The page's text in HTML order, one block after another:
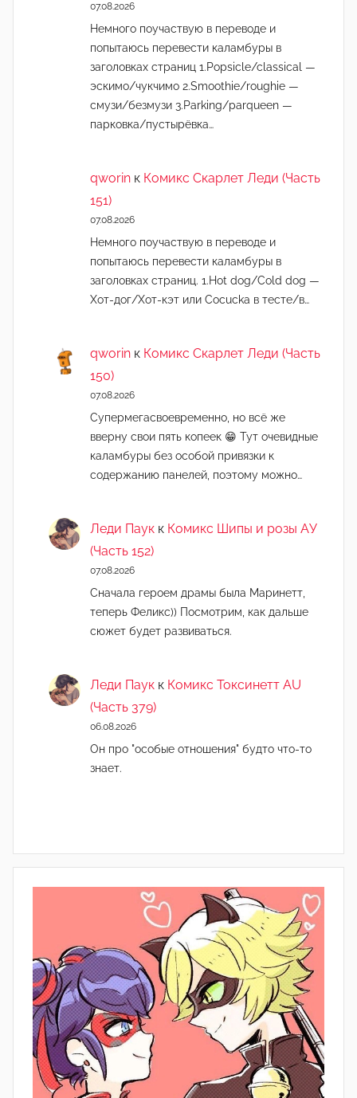
07.08.2026
Немного поучаствую в переводе и
попытаюсь перевести каламбуры в
заголовках страниц 1.Popsicle/classical —
эскимо/чукчимо 2.Smoothie/roughie —
смузи/безмузи 3.Parking/parqueen —
парковка/пустырёвка…
qworin к Комикс Скарлет Леди (Часть
151)
07.08.2026
Немного поучаствую в переводе и
попытаюсь перевести каламбуры в
заголовках страниц. 1.Hot dog/Cold dog —
Хот-дог/Хот-кэт или Cocucka в тесте/в…
qworin к Комикс Скарлет Леди (Часть
150)
07.08.2026
Супермегасвоевременно, но всё же
вверну свои пять копеек 😁 Тут очевидные
каламбуры без особой привязки к
содержанию панелей, поэтому можно…
Леди Паук к Комикс Шипы и розы АУ
(Часть 152)
07.08.2026
Сначала героем драмы была Маринетт,
теперь Феликс)) Посмотрим, как дальше
сюжет будет развиваться.
Леди Паук к Комикс Токсинетт AU
(Часть 379)
06.08.2026
Он про "особые отношения" будто что-то
знает.